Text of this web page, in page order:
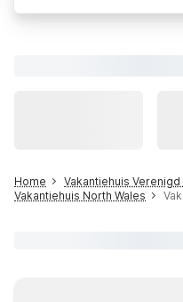
Home
Vakantiehuis
Vakantiehuis North Wales